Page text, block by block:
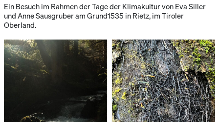
Ein Besuch im Rahmen der Tage der Klimakultur von Eva Siller
und Anne Sausgruber am Grund1535 in Rietz, im Tiroler
Oberland.